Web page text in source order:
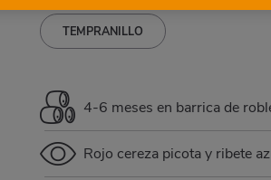
TEMPRANILLO
4-6 meses en barrica de
Rojo cereza picota y ribete